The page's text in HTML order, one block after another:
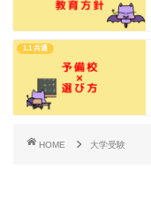
1.1 共通
HOME 大学受験